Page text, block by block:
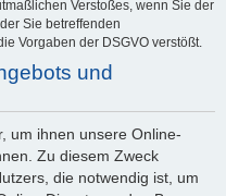
Verstoßes, wenn Sie der
Sie betreffenden
Vorgaben der DSGVO verstößt.
und
um ihnen unsere Online-
Zu diesem Zweck
die notwendig ist, um